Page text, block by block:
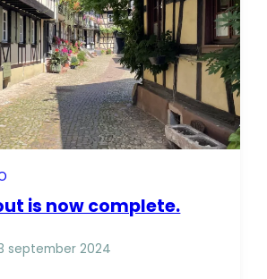
is now complete.
september 2024